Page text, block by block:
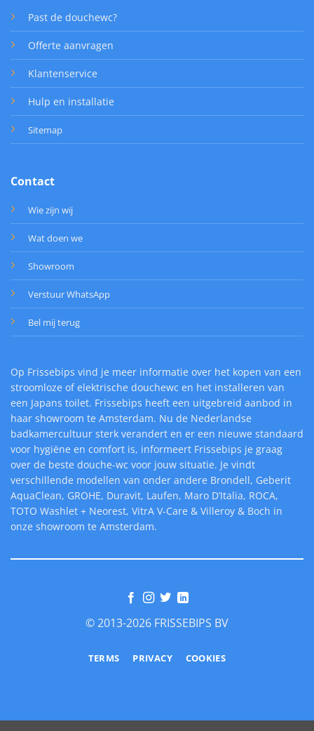
Past de douchewc?
Offerte aanvragen
Klantenservice
Hulp en installatie
Sitemap
Contact
Wie zijn wij
Wat doen we
Showroom
Verstuur WhatsApp
Bel mij terug
Op Frissebips vind je meer informatie over het kopen van een
stroomloze of elektrische douchewc en het installeren van
een Japans toilet. Frissebips heeft een uitgebreid aanbod in
haar showroom te Amsterdam. Nu de Nederlandse
badkamercultuur sterk verandert en er een nieuwe standaard
voor hygiëne en comfort is, informeert Frissebips je graag
over de beste douche-wc voor jouw situatie. Je vindt
verschillende modellen van onder andere Brondell, Geberit
AquaClean, GROHE, Duravit, Laufen, Maro D’Italia, ROCA,
TOTO Washlet + Neorest, VitrA V-Care & Villeroy & Boch in
onze showroom te Amsterdam.
© 2013-2026 FRISSEBIPS BV
TERMS PRIVACY COOKIES